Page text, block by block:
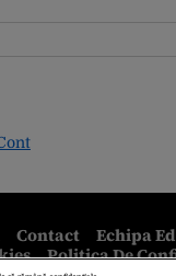
Contact
Echipa
Politica De